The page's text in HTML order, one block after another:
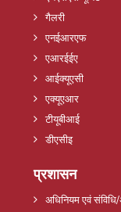
गैलरी
एनईआरएफ
एआरईईए
आईक्यूएसी
एक्यूएआर
टीयूबीआई
डीएसीइ
प्रशासन
अधिनियम एवं